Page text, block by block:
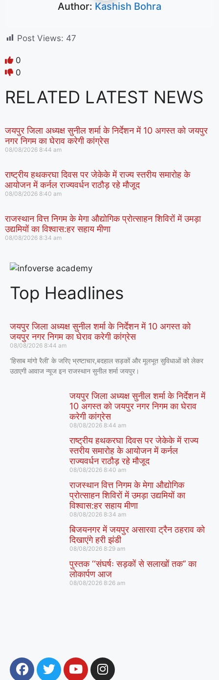
Author: Kashish Bohra
Post Views: 47
0
0
RELATED LATEST NEWS
जयपुर जिला अध्यक्ष सुनील शर्मा के निर्देशन में 10 अगस्त को जयपुर
नगर निगम का घेराव करेगी कांग्रेस
08/08/2026 8:44 am
राष्ट्रीय हथकरघा दिवस पर जेकेके में राज्य स्तरीय समारोह के
आयोजन में कर्नल राज्यवर्धन राठौड़ रहे मौजूद
08/08/2026 8:40 am
राजस्थान वित्त निगम के मेगा औद्योगिक प्रोत्साहन शिविरों में उमड़ा
उद्यमियों का विश्वास:हर सहाय मीणा
08/08/2026 8:34 am
Top Headlines
जयपुर जिला अध्यक्ष सुनील शर्मा के निर्देशन में 10 अगस्त को
जयपुर नगर निगम का घेराव करेगी कांग्रेस
08/08/2026 8:44 am
‘हिसाब मांगो रैली’ के जरिए भ्रष्टाचार,बदहाल सड़कों और मूलभूत सुविधाओं को लेकर
उठाएगी आवाज न्यूज इन राजस्थान सुनील शर्मा जयपुर।
जयपुर जिला अध्यक्ष सुनील शर्मा के निर्देशन में
10 अगस्त को जयपुर नगर निगम का घेराव
करेगी कांग्रेस
08/08/2026 8:44 am
राष्ट्रीय हथकरघा दिवस पर जेकेके में राज्य
स्तरीय समारोह के आयोजन में कर्नल
राज्यवर्धन राठौड़ रहे मौजूद
08/08/2026 8:40 am
राजस्थान वित्त निगम के मेगा औद्योगिक
प्रोत्साहन शिविरों में उमड़ा उद्यमियों का
विश्वास:हर सहाय मीणा
08/08/2026 8:34 am
बिजयनगर में जयपुर असारवा ट्रैन ठहराव को
दिखाएंगे हरी झंडी
08/08/2026 8:29 am
पुस्तक ‘‘संघर्षः सड़कों से सलाखों तक’’ का
लोकार्पण आज
08/08/2026 8:26 am